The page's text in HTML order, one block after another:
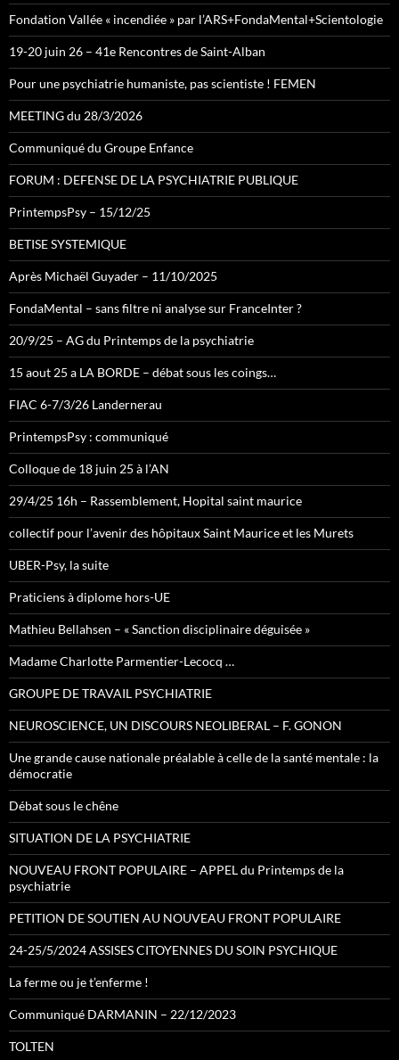
Fondation Vallée « incendiée » par l’ARS+FondaMental+Scientologie
19-20 juin 26 – 41e Rencontres de Saint-Alban
Pour une psychiatrie humaniste, pas scientiste ! FEMEN
MEETING du 28/3/2026
Communiqué du Groupe Enfance
FORUM : DEFENSE DE LA PSYCHIATRIE PUBLIQUE
PrintempsPsy – 15/12/25
BETISE SYSTEMIQUE
Après Michaël Guyader – 11/10/2025
FondaMental – sans filtre ni analyse sur FranceInter ?
20/9/25 – AG du Printemps de la psychiatrie
15 aout 25 a LA BORDE – débat sous les coings…
FIAC 6-7/3/26 Landernerau
PrintempsPsy : communiqué
Colloque de 18 juin 25 à l’AN
29/4/25 16h – Rassemblement, Hopital saint maurice
collectif pour l’avenir des hôpitaux Saint Maurice et les Murets
UBER-Psy, la suite
Praticiens à diplome hors-UE
Mathieu Bellahsen – « Sanction disciplinaire déguisée »
Madame Charlotte Parmentier-Lecocq …
GROUPE DE TRAVAIL PSYCHIATRIE
NEUROSCIENCE, UN DISCOURS NEOLIBERAL – F. GONON
Une grande cause nationale préalable à celle de la santé mentale : la
démocratie
Débat sous le chêne
SITUATION DE LA PSYCHIATRIE
NOUVEAU FRONT POPULAIRE – APPEL du Printemps de la
psychiatrie
PETITION DE SOUTIEN AU NOUVEAU FRONT POPULAIRE
24-25/5/2024 ASSISES CITOYENNES DU SOIN PSYCHIQUE
La ferme ou je t’enferme !
Communiqué DARMANIN – 22/12/2023
TOLTEN